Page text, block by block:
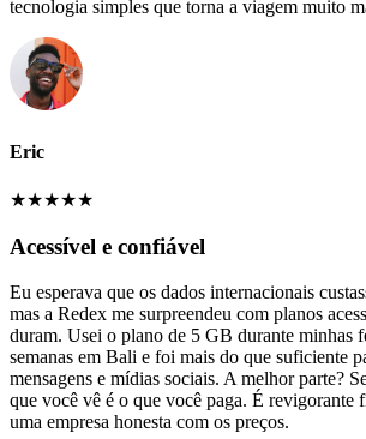
tecnologia simples que torna a viagem muito
Eric
★★★★★
Acessível e confiável
Eu esperava que os dados internacionais
mas a Redex me surpreendeu com planos
duram. Usei o plano de 5 GB durante minhas
semanas em Bali e foi mais do que suficiente
mensagens e mídias sociais. A melhor parte?
que você vê é o que você paga. É revigorante
uma empresa honesta com os preços.